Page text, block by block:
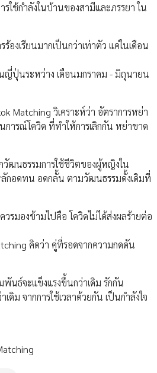
ารใช้กำลังในบ้านของสามีและภรรยา ใน
องเรียนมากเป็นกว่าเท่าตัว แค่ในเดือน
ญี่ปุ่นระหว่าง เดือนมกราคม - มิถุนายน
Matching วิเคราะห์ว่า อัตราการหย่า
ารณ์โควิด ที่ทำให้การเลิกกัน หย่าขาด
ฒนธรรมการใช้ชีวิตของผู้หญิงใน
กอดทน อดกลั้น ตามวัฒนธรรมดั้งเดิมที่
รมองข้ามไปคือ โควิดไม่ได้ส่งผลร้ายต่อ
คิดว่า คู่ที่รอดจากความกดดัน
นธ์จะแข็งแรงขึ้นกว่าเดิม รักกัน
ดิม จากการใช้เวลาด้วยกัน เป็นกำลังใจ